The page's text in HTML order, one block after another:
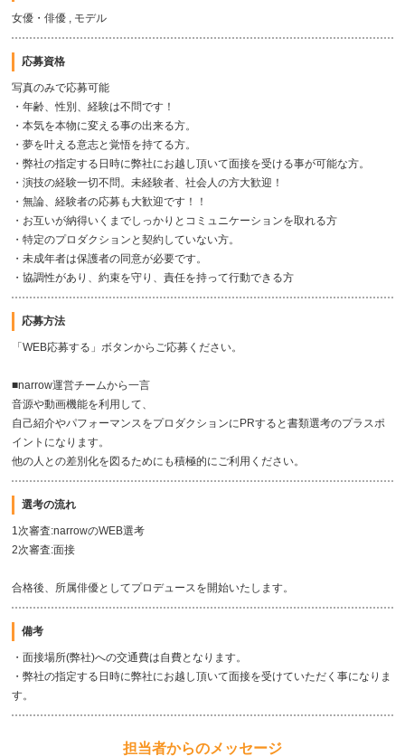
女優・俳優 , モデル
応募資格
写真のみで応募可能
・年齢、性別、経験は不問です！
・本気を本物に変える事の出来る方。
・夢を叶える意志と覚悟を持てる方。
・弊社の指定する日時に弊社にお越し頂いて面接を受ける事が可能な方。
・演技の経験一切不問。未経験者、社会人の方大歓迎！
・無論、経験者の応募も大歓迎です！！
・お互いが納得いくまでしっかりとコミュニケーションを取れる方
・特定のプロダクションと契約していない方。
・未成年者は保護者の同意が必要です。
・協調性があり、約束を守り、責任を持って行動できる方
応募方法
「WEB応募する」ボタンからご応募ください。
■narrow運営チームから一言
音源や動画機能を利用して、
自己紹介やパフォーマンスをプロダクションにPRすると書類選考のプラスポ
イントになります。
他の人との差別化を図るためにも積極的にご利用ください。
選考の流れ
1次審査:narrowのWEB選考
2次審査:面接
合格後、所属俳優としてプロデュースを開始いたします。
備考
・面接場所(弊社)への交通費は自費となります。
・弊社の指定する日時に弊社にお越し頂いて面接を受けていただく事になりま
す。
担当者からのメッセージ